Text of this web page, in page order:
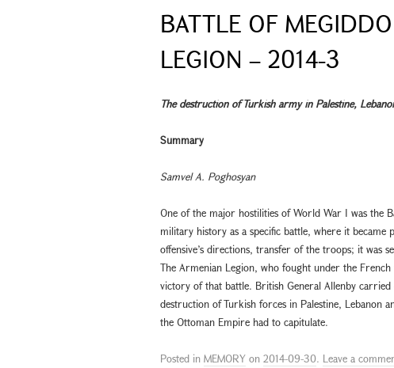
BATTLE OF
LEGION – 2014-3
The destruction of Turkish army in Palestine,
Summary
Samvel A. Poghosyan
One of the major hostilities of World War I was the
military history as a specific battle, where it became
offensive’s directions, transfer of the troops; it was
The Armenian Legion, who fought under the
victory of that battle. British General Allenby
destruction of Turkish forces in Palestine, Lebanon
the Ottoman Empire had to capitulate.
Posted in MEMORY on 2014-09-30. Leave a